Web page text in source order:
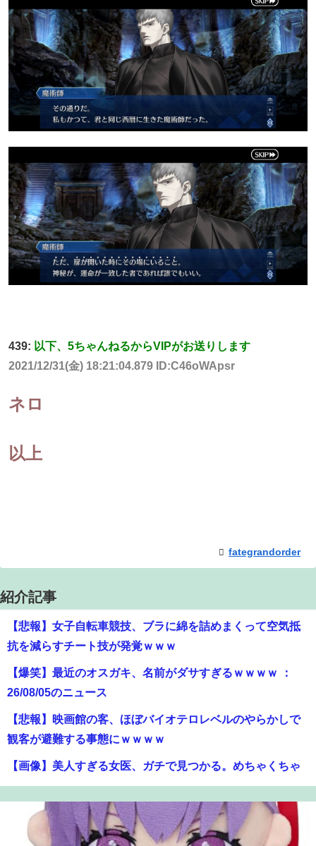
439: 以下、5ちゃんねるからVIPがお送りします
2021/12/31(金) 18:21:04.879 ID:C46oWApsr
ネロ
以上
fategrandorder
紹介記事
【悲報】女子自転車競技、ブラに綿を詰めまくって空気抵
抗を減らすチート技が発覚ｗｗｗ
【爆笑】最近のオスガキ、名前がダサすぎるｗｗｗｗ ：
26/08/05のニュース
【悲報】映画館の客、ほぼバイオテロレベルのやらかしで
観客が避難する事態にｗｗｗｗ
【画像】美人すぎる女医、ガチで見つかる。めちゃくちゃ
いいべｗｗｗｗ ：26/08/04のニュース
【警告】社会人「スムージーにキウイ皮ごと入れよ。これ
美容にいいんだよね〜」→ 結果…